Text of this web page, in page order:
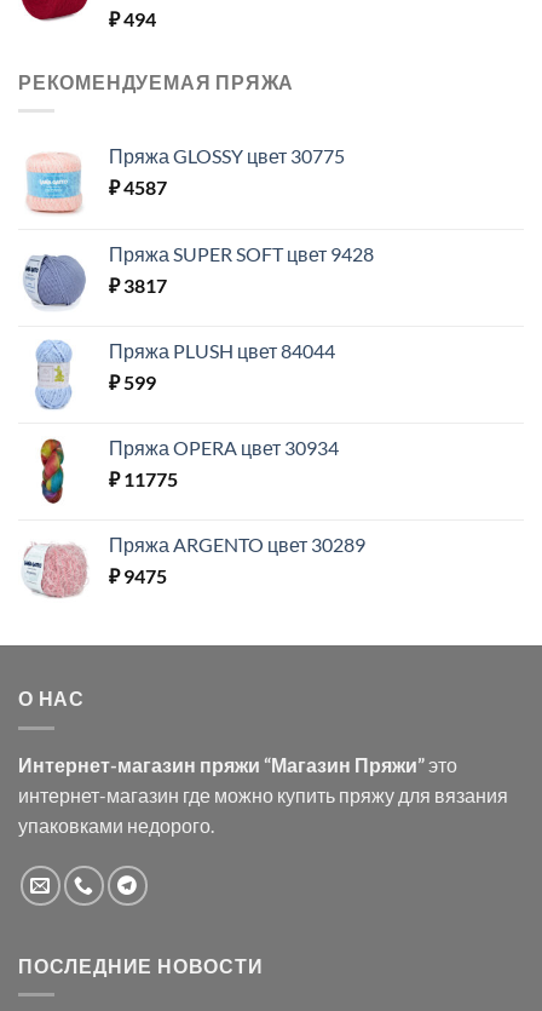
₽494
РЕКОМЕНДУЕМАЯ ПРЯЖА
Пряжа GLOSSY цвет 30775
₽4587
Пряжа SUPER SOFT цвет 9428
₽3817
Пряжа PLUSH цвет 84044
₽599
Пряжа OPERA цвет 30934
₽11775
Пряжа ARGENTO цвет 30289
₽9475
О НАС
Интернет-магазин пряжи “Магазин Пряжи”это
интернет-магазин где можно купить пряжу для вязания
упаковками недорого.
ПОСЛЕДНИЕ НОВОСТИ